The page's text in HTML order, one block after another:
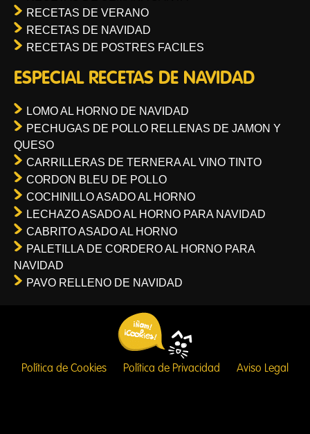
RECETAS DE VERANO
RECETAS DE NAVIDAD
RECETAS DE POSTRES FACILES
ESPECIAL RECETAS DE NAVIDAD
LOMO AL HORNO DE NAVIDAD
PECHUGAS DE POLLO RELLENAS DE JAMON Y
QUESO
CARRILLERAS DE TERNERA AL VINO TINTO
CORDON BLEU DE POLLO
COCHINILLO ASADO AL HORNO
LECHAZO ASADO AL HORNO PARA NAVIDAD
CABRITO ASADO AL HORNO
PALETILLA DE CORDERO AL HORNO PARA
NAVIDAD
PAVO RELLENO DE NAVIDAD
Política de Cookies Política de Privacidad Aviso Legal